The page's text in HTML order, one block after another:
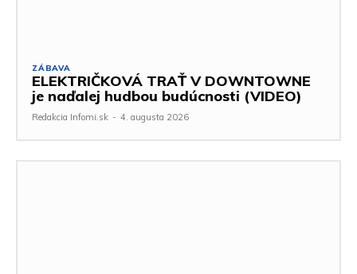
ZÁBAVA
ELEKTRIČKOVÁ TRAŤ V DOWNTOWNE
je naďalej hudbou budúcnosti (VIDEO)
Redakcia Infomi.sk - 4. augusta 2026